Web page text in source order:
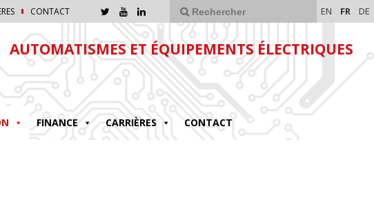
CONTACT EN FR DE
AUTOMATISMES ET ÉQUIPEMENTS ÉLECTRIQUES
FINANCE CARRIÈRES CONTACT